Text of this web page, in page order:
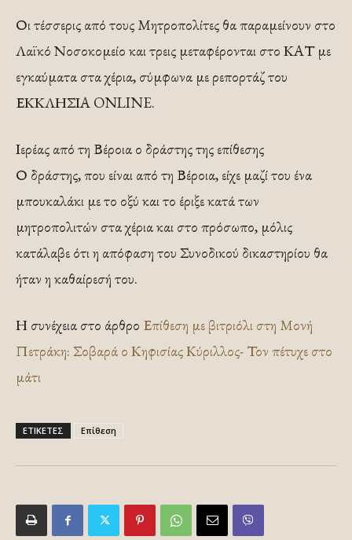
Οι τέσσερις από τους Μητροπολίτες θα παραμείνουν στο
Λαϊκό Νοσοκομείο και τρεις μεταφέρονται στο ΚΑΤ με
εγκαύματα στα χέρια, σύμφωνα με ρεπορτάζ του
ΕΚΚΛΗΣΙΑ ONLINE.
Ιερέας από τη Βέροια ο δράστης της επίθεσης
Ο δράστης, που είναι από τη Βέροια, είχε μαζί του ένα
μπουκαλάκι με το οξύ και το έριξε κατά των
μητροπολιτών στα χέρια και στο πρόσωπο, μόλις
κατάλαβε ότι η απόφαση του Συνοδικού δικαστηρίου θα
ήταν η καθαίρεσή του.
Η συνέχεια στο άρθρο Επίθεση με βιτριόλι στη Μονή
Πετράκη: Σοβαρά ο Κηφισίας Κύριλλος- Τον πέτυχε στο
μάτι
ΕΤΙΚΕΤΕΣ Επίθεση